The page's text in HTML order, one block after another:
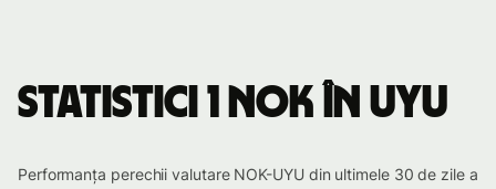
Statistici 1 NOK în UYU
Performanța perechii valutare NOK-UYU din ultimele 30 de zile a